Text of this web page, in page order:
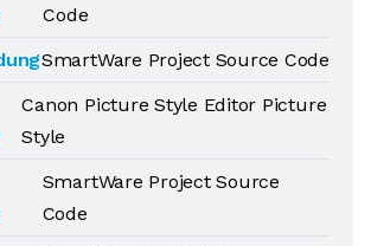
Code
SmartWare Project Source Code
Canon Picture Style Editor Picture
Style
SmartWare Project Source
Code